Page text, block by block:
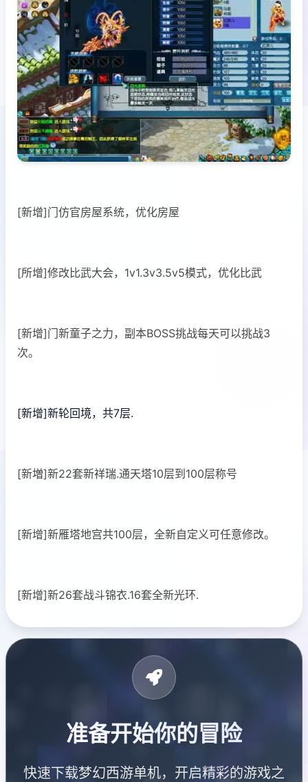
[新增]门仿官房屋系统，优化房屋
[所增]修改比武大会，1v1.3v3.5v5模式，优化比武
[新增]门新童子之力，副本BOSS挑战每天可以挑战3
次。
[新增]新轮回境，共7层.
[新増]新22套新祥瑞.通天塔10层到100层称号
[新增]新雁塔地宫共100层，全新自定义可任意修改。
[新增]新26套战斗锦衣.16套全新光环.
准备开始你的冒险
快速下载梦幻西游单机，开启精彩的游戏之